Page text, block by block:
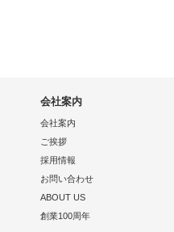
会社案内
会社案内
ご挨拶
採用情報
お問い合わせ
ABOUT US
創業100周年